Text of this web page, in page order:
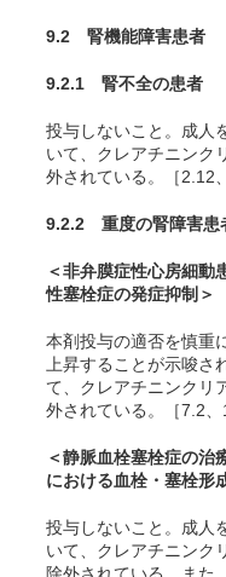
9.2 腎機能障害患者
9.2.1 腎不全の患者
投与しないこと。成人
いて、クレアチニンク
外されている。［2.12
9.2.2 重度の腎障害患
＜非弁膜症性心房細動
性塞栓症の発症抑制＞
本剤投与の適否を慎重
上昇することが示唆
て、クレアチニンクリ
外されている。［7.2、
＜静脈血栓塞栓症の
における血栓・塞栓形
投与しないこと。成人
いて、クレアチニンク